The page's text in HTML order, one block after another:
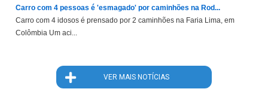
Carro com 4 pessoas é 'esmagado' por caminhões na Rod...
Carro com 4 idosos é prensado por 2 caminhões na Faria Lima, em
Colômbia Um aci...
VER MAIS NOTÍCIAS